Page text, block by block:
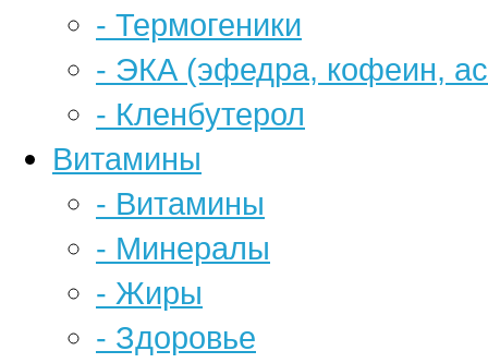
- Термогеники
- ЭКА (эфедра, кофеин,
- Кленбутерол
Витамины
- Витамины
- Минералы
- Жиры
- Здоровье